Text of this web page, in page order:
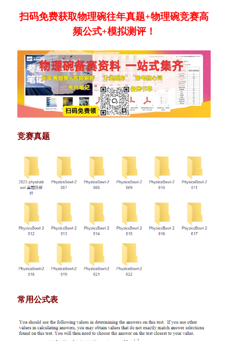
扫码免费获取物理碗往年真题+物理碗竞赛高
频公式+模拟测评！
竞赛真题
常用公式表